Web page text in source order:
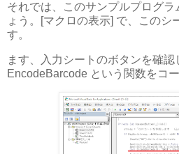
それでは、このサンプルプログ
ょう。[マクロの表示] で、このシ
す。
ます、入力シートのボタンを確
EncodeBarcode という関数をコ